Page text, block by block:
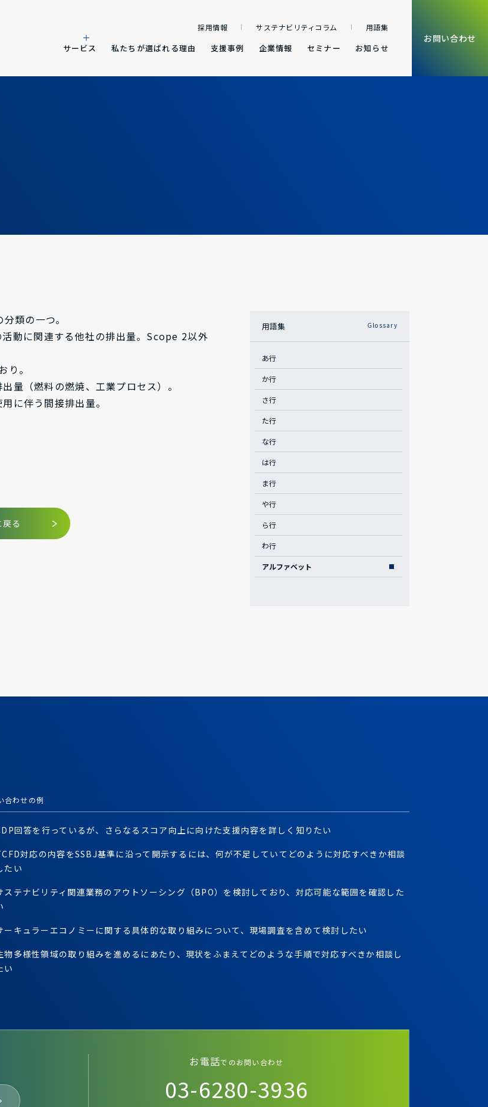
お問い合わせ
サービス 私たちが選ばれる理由 支援事例 企業情報 セミナー お知らせ
採用情報 サステナビリティコラム 用語集
類の一つ。
動に関連する他社の排出量。Scope 2以外
。
量（燃料の燃焼、工業プロセス）。
に伴う間接排出量。
る
用語集 Glossary
あ行
か行
さ行
た行
な行
は行
ま行
や行
ら行
わ行
アルファベット
合わせの例
回答を行っているが、さらなるスコア向上に向けた支援内容を詳しく知りたい
対応の内容をSSBJ基準に沿って開示するには、何が不足していてどのように対応すべきか相談
たい
ステナビリティ関連業務のアウトソーシング（BPO）を検討しており、対応可能な範囲を確認した
ーキュラーエコノミーに関する具体的な取り組みについて、現場調査を含めて検討したい
物多様性領域の取り組みを進めるにあたり、現状をふまえてどのような手順で対応すべきか相談し
い
お電話でのお問い合わせ
03-6280-3936